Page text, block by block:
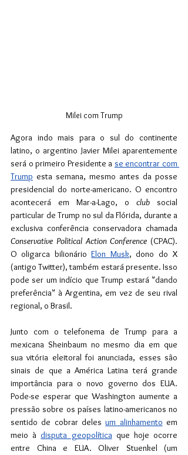
Milei com Trump
Agora indo mais para o sul do continente
latino, o argentino Javier Milei aparentemente
será o primeiro Presidente a se encontrar com
Trump esta semana, mesmo antes da posse
presidencial do norte-americano. O encontro
acontecerá em Mar-a-Lago, o club social
particular de Trump no sul da Flórida, durante a
Conservative Political Action Conference (CPAC).
O oligarca bilionário Elon Musk, dono do X
(antigo Twitter), também estará presente. Isso
pode ser um indício que Trump estará "dando
preferência" à Argentina, em vez de seu rival
regional, o Brasil.
Junto com o telefonema de Trump para a
mexicana Sheinbaum no mesmo dia em que
sua vitória eleitoral foi anunciada, esses são
sinais de que a América Latina terá grande
importância para o novo governo dos EUA.
Pode-se esperar que Washington aumente a
pressão sobre os países latino-americanos no
sentido de cobrar deles um alinhamento em
meio à disputa geopolítica que hoje ocorre
entre China e EUA. Oliver Stuenkel (um